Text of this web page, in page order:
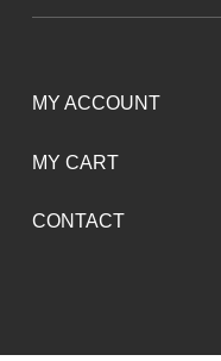
MY ACCOUNT
MY CART
CONTACT